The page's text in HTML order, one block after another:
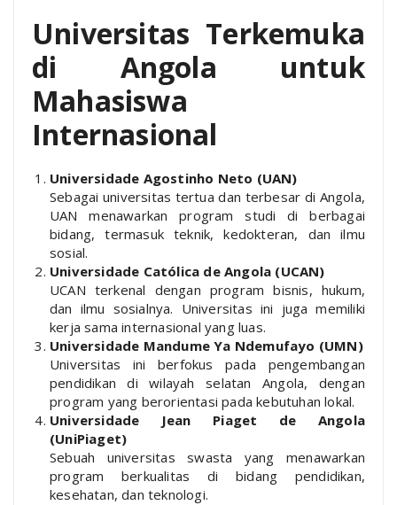
Universitas Terkemuka
di Angola untuk
Mahasiswa
Internasional
Universidade Agostinho Neto (UAN)
Sebagai universitas tertua dan terbesar di Angola,
UAN menawarkan program studi di berbagai
bidang, termasuk teknik, kedokteran, dan ilmu
sosial.
Universidade Católica de Angola (UCAN)
UCAN terkenal dengan program bisnis, hukum,
dan ilmu sosialnya. Universitas ini juga memiliki
kerja sama internasional yang luas.
Universidade Mandume Ya Ndemufayo (UMN)
Universitas ini berfokus pada pengembangan
pendidikan di wilayah selatan Angola, dengan
program yang berorientasi pada kebutuhan lokal.
Universidade Jean Piaget de Angola
(UniPiaget)
Sebuah universitas swasta yang menawarkan
program berkualitas di bidang pendidikan,
kesehatan, dan teknologi.